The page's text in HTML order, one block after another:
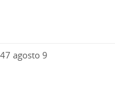
agosto 9